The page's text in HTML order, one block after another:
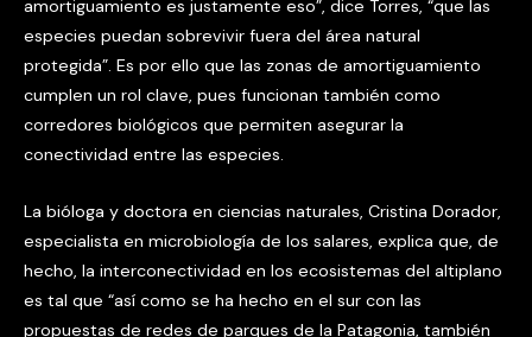
amortiguamiento es justamente eso”, dice Torres, “que las
especies puedan sobrevivir fuera del área natural
protegida”. Es por ello que las zonas de amortiguamiento
cumplen un rol clave, pues funcionan también como
corredores biológicos que permiten asegurar la
conectividad entre las especies.
La bióloga y doctora en ciencias naturales, Cristina Dorador,
especialista en microbiología de los salares, explica que, de
hecho, la interconectividad en los ecosistemas del altiplano
es tal que “así como se ha hecho en el sur con las
propuestas de redes de parques de la Patagonia, también